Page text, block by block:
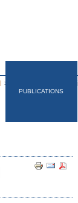
PUBLICATIONS
>>>
Homilia para la